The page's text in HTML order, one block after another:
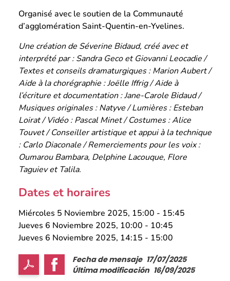
Organisé avec le soutien de la Communauté
d’agglomération Saint-Quentin-en-Yvelines.
Une création de Séverine Bidaud, créé avec et
interprété par : Sandra Geco et Giovanni Leocadie /
Textes et conseils dramaturgiques : Marion Aubert /
Aide à la chorégraphie : Joëlle Iffrig / Aide à
l’écriture et documentation : Jane-Carole Bidaud /
Musiques originales : Natyve / Lumières : Esteban
Loirat / Vidéo : Pascal Minet / Costumes : Alice
Touvet / Conseiller artistique et appui à la technique
: Carlo Diaconale / Remerciements pour les voix :
Oumarou Bambara, Delphine Lacouque, Flore
Taguiev et Talila.
Dates et horaires
Miércoles 5 Noviembre 2025, 15:00 - 15:45
Jueves 6 Noviembre 2025, 10:00 - 10:45
Jueves 6 Noviembre 2025, 14:15 - 15:00
Fecha de mensaje 17/07/2025
Última modificación 16/09/2025